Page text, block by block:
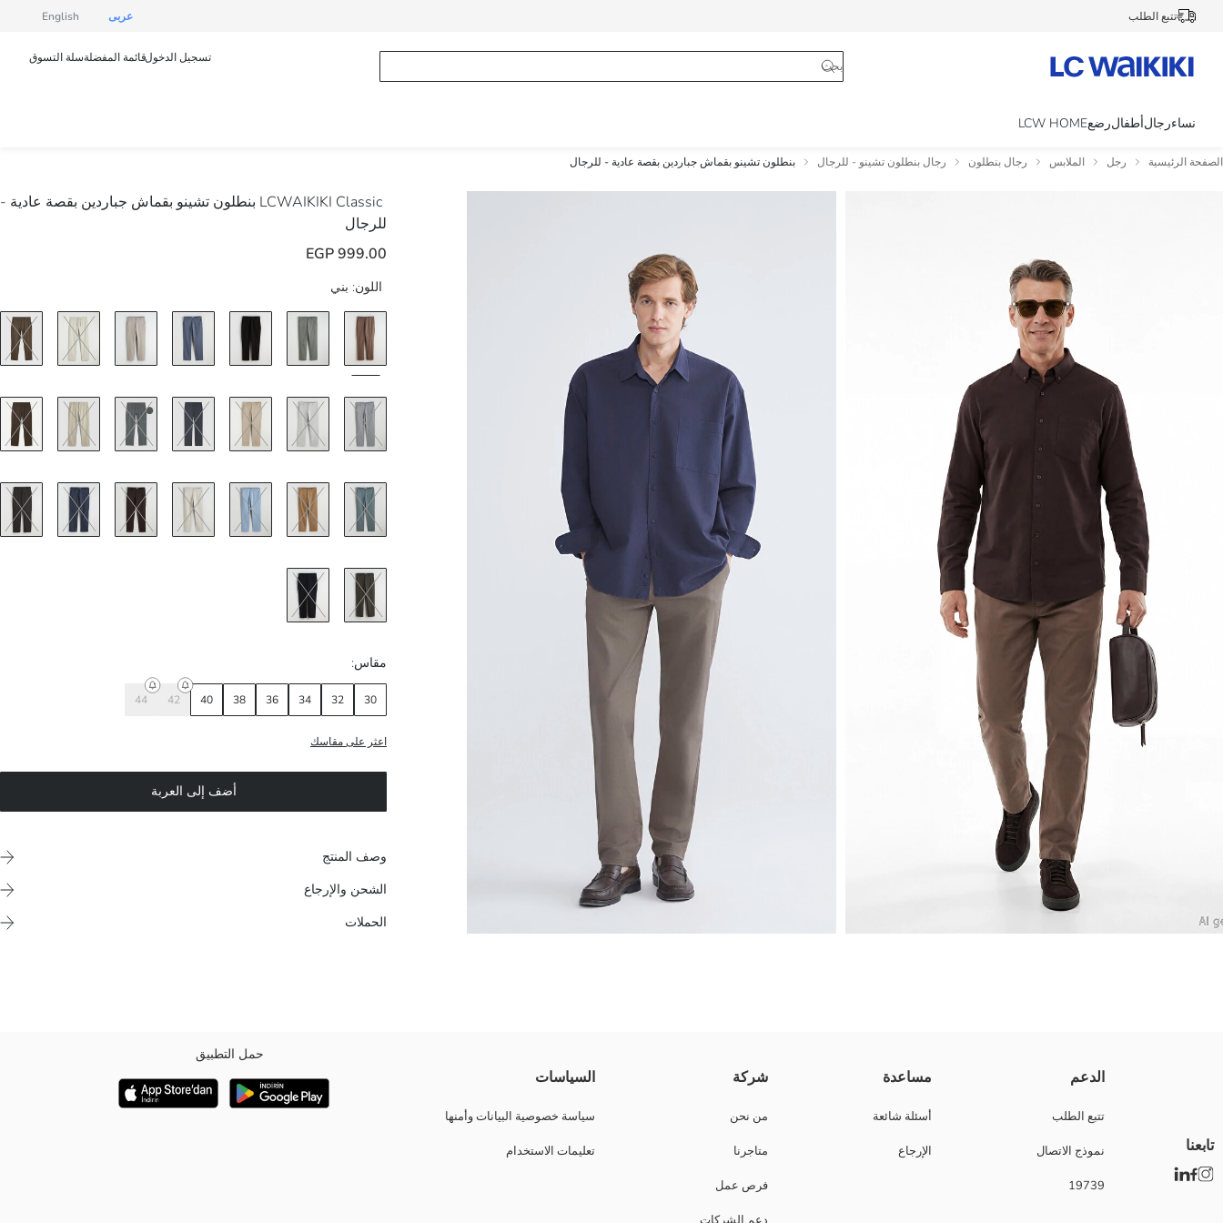
تتبع الطلب عربى English
تسجيل الدخولقائمة المفضلةسلة التسوق
نساءرجالأطفالرضعLCW HOME
الصفحة الرئيسية رجل الملابس رجال بنطلون رجال بنطلون تشينو - للرجال بنطلون تشينو بقماش جباردين بقصة عادية - للرجال
LCWAIKIKI Classic بنطلون تشينو بقماش جباردين بقصة عادية -
للرجال
999.00 EGP
اللون: بني
مقاس:
30
32
34
36
38
40
42
44
اعثر على مقاسك
أضف إلى العربة
وصف المنتج
الشحن والإرجاع
الحملات
Main Fabric:
بلد المنشأ:
نوع الجسد:
الدعم
تتبع الطلب
نموذج الاتصال
19739
مساعدة
أسئلة شائعة
الإرجاع
شركة
من نحن
متاجرنا
فرص عمل
السياسات
سياسة خصوصية البيانات وأمنها
تعليمات الاستخدام
حمل التطبيق
تابعنا